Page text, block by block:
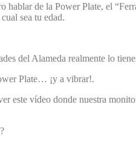
hablar de la Power Plate, el
sea tu edad.
del Alameda realmente lo
Plate… ¡y a vibrar!.
este vídeo donde nuestra